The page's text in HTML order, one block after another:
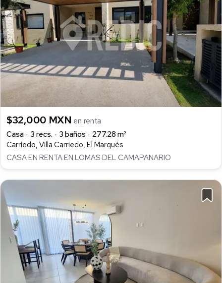
$32,000 MXN en renta
Casa
3 recs. 3 baños
277.28 m²
Carriedo, Villa Carriedo, El Marqués
CASA EN RENTA EN LOMAS DEL CAMAPANARIO